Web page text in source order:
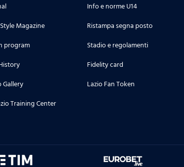
Magazine
program
Gallery
Training Center
Info e norme U14
Ristampa segna posto
Stadio e regolamenti
Fidelity card
Lazio Fan Token